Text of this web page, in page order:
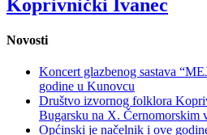
Koprivnički Ivanec
Novosti
Koncert glazbenog sastava
godine u Kunovcu
Društvo izvornog folklora
Bugarsku na X. Černomorskim
Općinski je načelnik i ove